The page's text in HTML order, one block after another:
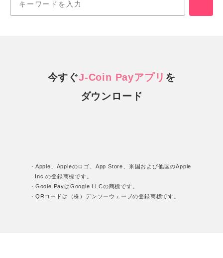
今すぐJ-Coin Payアプリ を
ダウンロード
・Apple、Appleのロゴ、App Store、米国および他国のApple
Inc.の登録商標です。
・Goole PayはGoogle LLCの商標です。
・QRコードは（株）デンソーウェーブの登録商標です。